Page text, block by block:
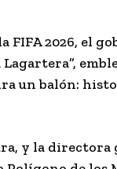
2026, el
Lagartera”,
un balón:
y la directora